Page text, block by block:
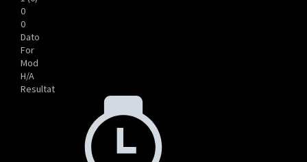
0
0
Dato
For
Mod
H/A
Resultat